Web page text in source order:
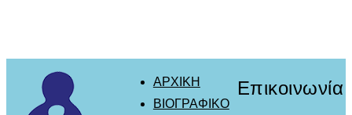
ΑΡΧΙΚΗ
ΒΙΟΓΡΑΦΙΚΟ
Επικοινωνία